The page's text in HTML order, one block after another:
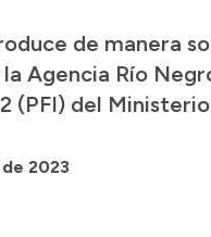
de manera
Agencia Río
(PFI) del
2023